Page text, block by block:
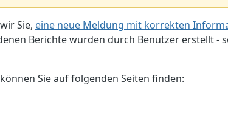
Sie, eine neue Meldung mit korrekten
Berichte wurden durch Benutzer erstellt -
Sie auf folgenden Seiten finden: